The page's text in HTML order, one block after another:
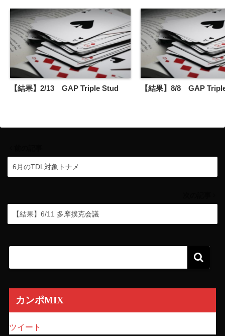
【結果】2/13 GAP Triple Stud 【結果】8/8 GAP
6月のTDL対象トナメ
【結果】6/11 多摩撲克会議
カンポMIX
ツイート